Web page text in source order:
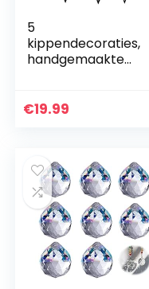
5
kippendecoraties,
handgemaakte
tuinbeeldjes,
€19.99